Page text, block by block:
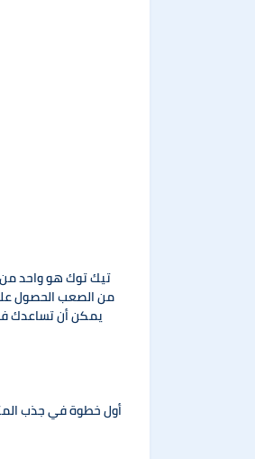
تيك توك هو واحد
من الصعب الحصول
يمكن أن تساعدك
أول خطوة في جذب